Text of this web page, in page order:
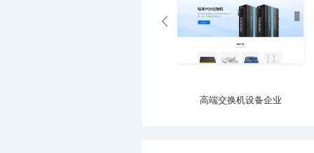
高端交换机设备企业